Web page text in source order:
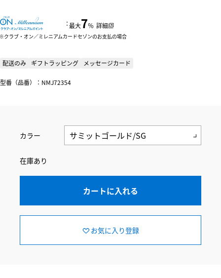
：最大7％ 詳細
クラブ・オン／ミレニアムカードセゾンのお支払の場合
配送のみ ギフトラッピング メッセージカード
型番（品番）：NMJ72354
カラー
在庫あり
カートに入れる
お気に入り登録